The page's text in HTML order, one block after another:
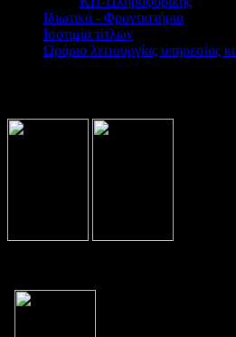
Ιδιωτικά - Φροντιστήρια
Ισοτιμία τίτλων
Ωράριο λειτουργίας υπηρεσίας